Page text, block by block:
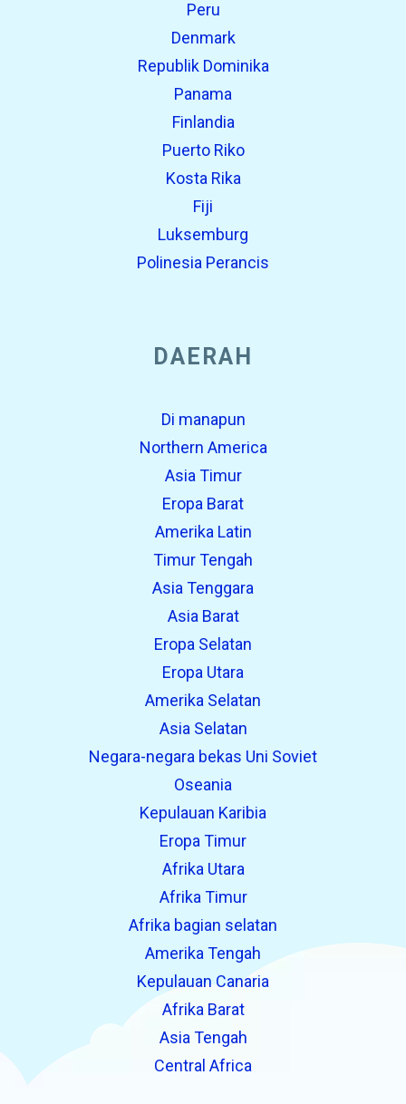
Peru
Denmark
Republik Dominika
Panama
Finlandia
Puerto Riko
Kosta Rika
Fiji
Luksemburg
Polinesia Perancis
DAERAH
Di manapun
Northern America
Asia Timur
Eropa Barat
Amerika Latin
Timur Tengah
Asia Tenggara
Asia Barat
Eropa Selatan
Eropa Utara
Amerika Selatan
Asia Selatan
Negara-negara bekas Uni Soviet
Oseania
Kepulauan Karibia
Eropa Timur
Afrika Utara
Afrika Timur
Afrika bagian selatan
Amerika Tengah
Kepulauan Canaria
Afrika Barat
Asia Tengah
Central Africa